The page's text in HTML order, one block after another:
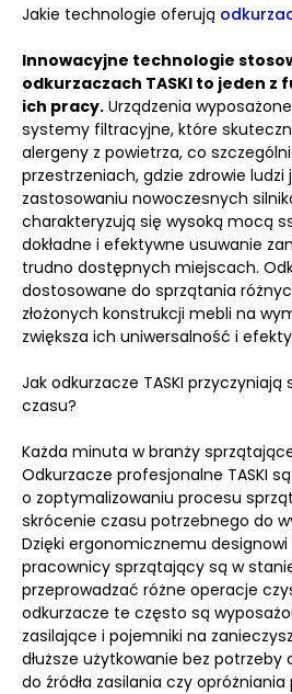
Jakie technologie oferują
Innowacyjne technologie
odkurzaczach TASKI to jeden
ich pracy. Urządzenia
systemy filtracyjne, które
alergeny z powietrza, co
przestrzeniach, gdzie zdrowie
zastosowaniu nowoczesnych
charakteryzują się wysoką mocą
dokładne i efektywne usuwanie
trudno dostępnych miejscach.
dostosowane do sprzątania
złożonych konstrukcji mebli na
zwiększa ich uniwersalność i
Jak odkurzacze TASKI
czasu?
Każda minuta w branży
Odkurzacze profesjonalne TASKI
o zoptymalizowaniu procesu
skrócenie czasu potrzebnego do
Dzięki ergonomicznemu designowi
pracownicy sprzątający są w
przeprowadzać różne operacje
odkurzacze te często są
zasilające i pojemniki na
dłuższe użytkowanie bez potrzeby
do źródła zasilania czy opróżniania